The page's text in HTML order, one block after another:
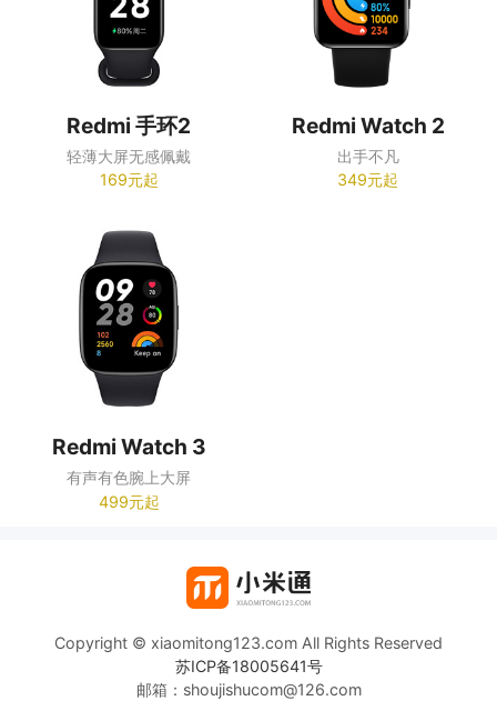
Redmi 手环2
轻薄大屏无感佩戴
169元起
Redmi Watch 2
出手不凡
349元起
Redmi Watch 3
有声有色腕上大屏
499元起
Copyright © xiaomitong123.com All Rights Reserved
苏ICP备18005641号
邮箱：shoujishucom@126.com